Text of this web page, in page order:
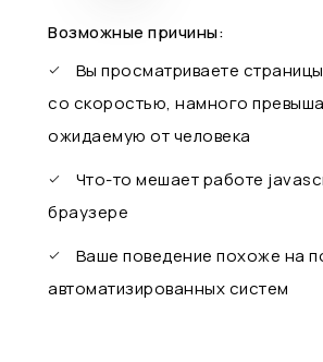
Возможные причины:
Вы просматриваете страницы
со скоростью, намного
ожидаемую от человека
Что-то мешает работе
браузере
Ваше поведение похоже на
автоматизированных систем